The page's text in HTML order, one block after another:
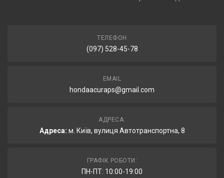
ТЕЛЕФОН
(097) 528-45-78
EMAIL
hondaacuraps@gmail.com
АДРЕСА:
Адреса: м. Київ, вулиця Автотранспортна, 8
ГРАФІК РОБОТИ:
ПН-ПТ: 10:00-19:00